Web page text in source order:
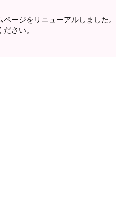
ページをリニューアルしました
ださい。